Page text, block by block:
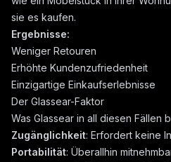
sie es kaufen.
Ergebnisse:
Weniger Retouren
Erhöhte Kundenzufriedenheit
Einzigartige Einkaufserlebnisse
Der Glassear-Faktor
Was Glassear in all diesen Fällen
Zugänglichkeit: Erfordert keine
Portabilität: Überallhin